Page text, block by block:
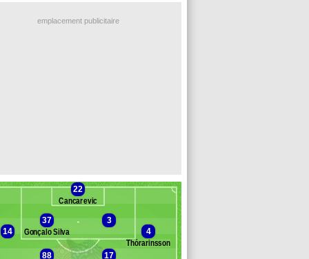
: Akliouche a signé (officiel)
emplacement publicitaire
22
Cancarevic
37
Gonçalo Silva
3
14
4
Thórarinsson
88
17